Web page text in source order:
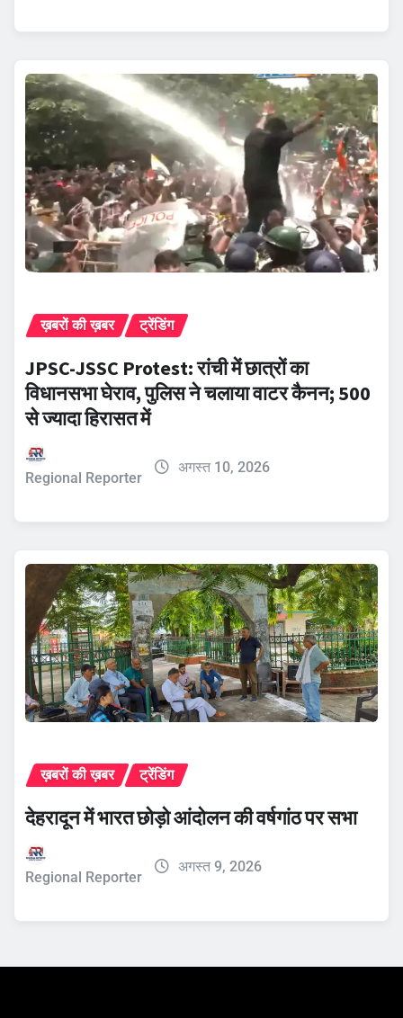
ख़बरों की ख़बर ट्रेंडिंग
JPSC-JSSC Protest: रांची में छात्रों का
विधानसभा घेराव, पुलिस ने चलाया वाटर कैनन; 500
से ज्यादा हिरासत में
Regional Reporter
अगस्त 10, 2026
ख़बरों की ख़बर ट्रेंडिंग
देहरादून में भारत छोड़ो आंदोलन की वर्षगांठ पर सभा
Regional Reporter
अगस्त 9, 2026